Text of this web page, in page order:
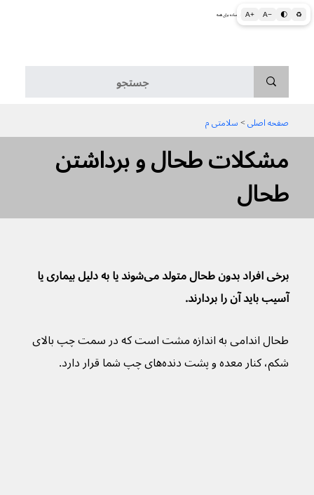
A+ A− 🌓 ♻ اطلاعات پزشکی و بهداشتی به زبان ساده برای همه
مشکلات طحال و برداشتن
طحال
صفحه اصلی > سلامتی م
برخی افراد بدون طحال متولد می‌شوند یا به دلیل بیماری یا
آسیب باید آن را بردارند.
طحال اندامی به اندازه مشت است که در سمت چپ بالای
شکم، کنار معده و پشت دنده‌های چپ شما قرار دارد.